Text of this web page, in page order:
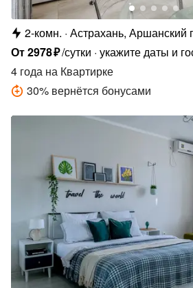
2-комн. Астрахань, Аршанский
От2978₽/сутки укажите даты и
4 года на Квартирке
30% вернётся бонусами